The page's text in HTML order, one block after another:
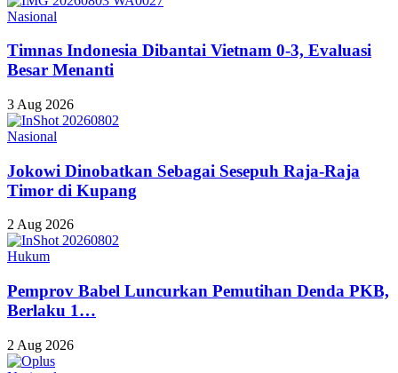
Nasional
Timnas Indonesia Dibantai Vietnam 0-3, Evaluasi
Besar Menanti
3 Aug 2026
Nasional
Jokowi Dinobatkan Sebagai Sesepuh Raja-Raja
Timor di Kupang
2 Aug 2026
Hukum
Pemprov Babel Luncurkan Pemutihan Denda PKB,
Berlaku 1…
2 Aug 2026